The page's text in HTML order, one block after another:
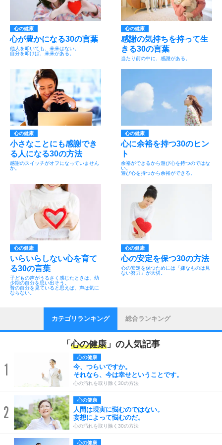
心の健康
心が豊かになる30の言葉
他人を叩いても、未来はない。
自分を叩けば、未来がある。
心の健康
感謝の気持ちを持って生
きる30の言葉
当たり前の中に、感謝がある。
心の健康
小さなことにも感謝でき
る人になる30の方法
感謝のスイッチがオフになっていません
か。
心の健康
心に余裕を持つ30のヒン
ト
余裕ができるから遊び心を持つのではな
い。
遊び心を持つから余裕ができる。
心の健康
いらいらしない心を育て
る30の言葉
子どもの声がうるさく感じたときは、幼
少期の自分を思い出そう。
昔の自分を見ていると思えば、声は気に
ならない。
心の健康
心の安定を保つ30の方法
心の安定を保つためには「嫌なものは見
ない努力」が大切。
カテゴリランキング 総合ランキング
「心の健康」の人気記事
1
心の健康
今、つらいですか。
それなら、今は幸せということです。
心の汚れを取り除く30の方法
2
心の健康
人間は現実に悩むのではない。
妄想によって悩むのだ。
心の汚れを取り除く30の方法
心の健康